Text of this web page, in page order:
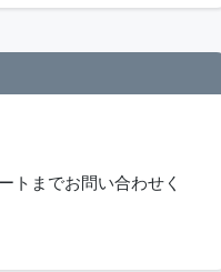
トまでお問い合わせく